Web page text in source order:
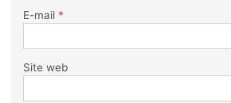
E-mail *
Site web